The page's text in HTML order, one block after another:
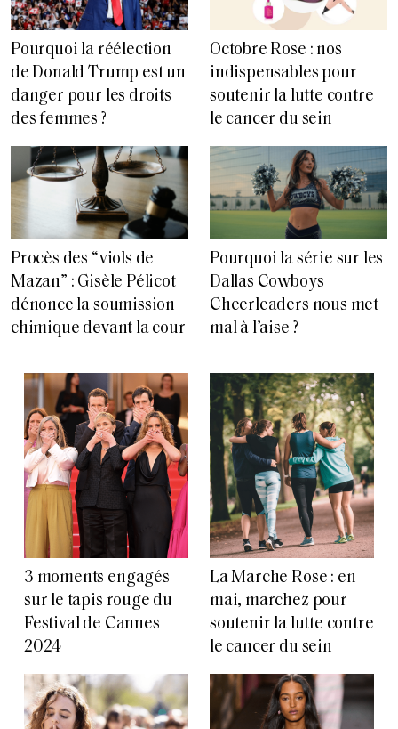
Pourquoi la réélection
de Donald Trump est un
danger pour les droits
des femmes ?
Octobre Rose : nos
indispensables pour
soutenir la lutte contre
le cancer du sein
Procès des “viols de
Mazan” : Gisèle Pélicot
dénonce la soumission
chimique devant la cour
Pourquoi la série sur les
Dallas Cowboys
Cheerleaders nous met
mal à l’aise ?
3 moments engagés
sur le tapis rouge du
Festival de Cannes
2024
La Marche Rose : en
mai, marchez pour
soutenir la lutte contre
le cancer du sein